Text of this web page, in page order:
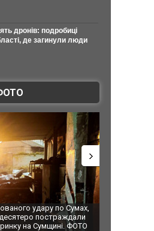
дронів: подробиці
де загинули люди
від кордону з Україною: в
після атаки дронів загорівся
ФОТО. ВІДЕО